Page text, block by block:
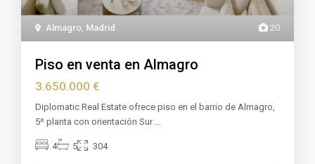
20
Almagro, Madrid
Piso en venta en Almagro
3.650.000 €
Diplomatic Real Estate ofrece piso en el barrio de Almagro,
5º planta con orientación Sur ...
4 5 304